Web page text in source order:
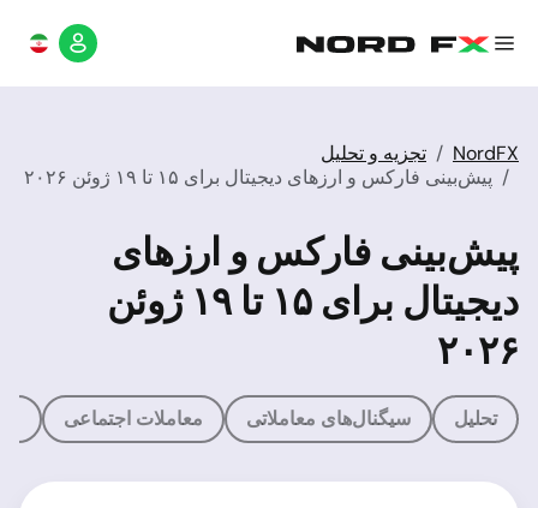
NordFX
تجزیه و تحلیل
پیش‌بینی فارکس و ارزهای دیجیتال برای ۱۵ تا ۱۹ ژوئن ۲۰۲۶
پیش‌بینی فارکس و ارزهای
دیجیتال برای ۱۵ تا ۱۹ ژوئن
۲۰۲۶
تحلیل سیگنال‌های معاملاتی معاملات اجتماعی